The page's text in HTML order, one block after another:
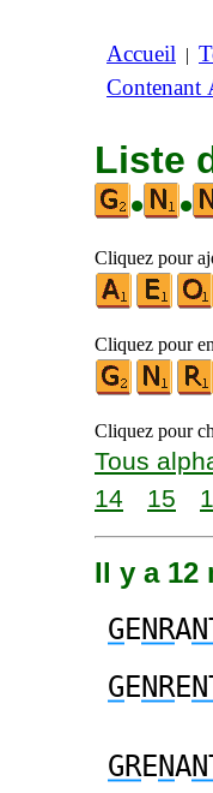
Accueil |
Contenant
Liste
•
•
Cliquez pour
Cliquez pour
Cliquez pour
Tous
14
15
Il y a 12
GENRA
GENRE
GRENA